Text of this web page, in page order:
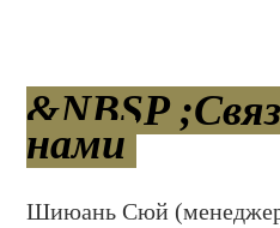
&NBSP
нами
Шиюань Сюй